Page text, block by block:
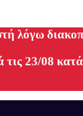
λόγω
τις 23/08